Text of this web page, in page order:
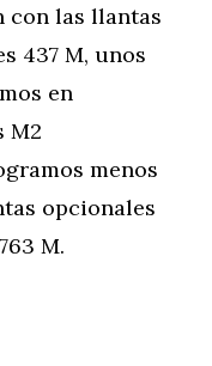
con las llantas
437 M, unos
en
M2
menos
opcionales
M.